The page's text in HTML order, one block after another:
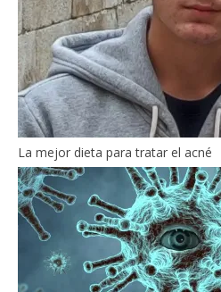
La mejor dieta para tratar el acné